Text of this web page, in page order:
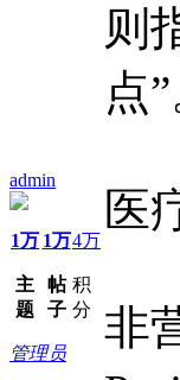
admin
1万
主
题
1万
帖
子
4万
积
分
管理员
则
点”
医
非